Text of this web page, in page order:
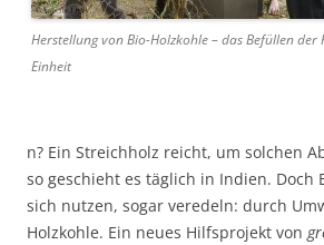
Herstellung von Bio-Holzkohle – das Befüllen der
Einheit
n? Ein Streichholz reicht, um solchen
so geschieht es täglich in Indien. Doch
sich nutzen, sogar ver­edeln: durch
Holz­kohle. Ein neues Hilfsprojekt von